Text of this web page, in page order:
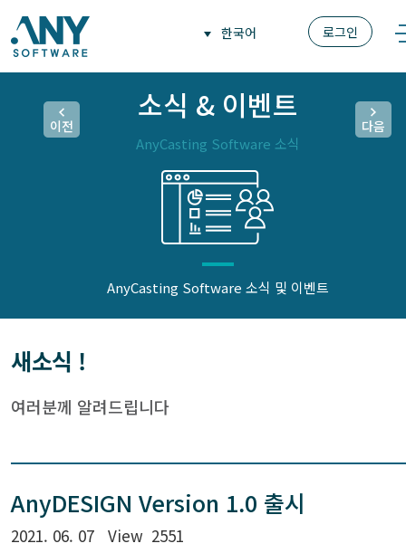
로그인
한국어
소식 & 이벤트
AnyCasting Software 소식
다음
이전
AnyCasting Software 소식 및 이벤트
새소식 !
여러분께 알려드립니다
AnyDESIGN Version 1.0 출시
2021. 06. 07 View 2551